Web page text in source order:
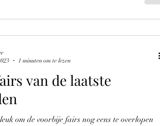
van de laatste
om de voorbije fairs nog eens te overlopen
1 minuten om te lezen